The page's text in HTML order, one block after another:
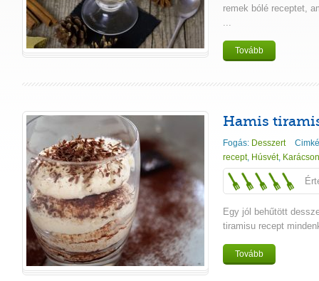
remek bólé receptet,
...
Tovább
Hamis
Fogás: Desszert
recept, Húsvét,
Egy jól behűtött
tiramisu recept
Tovább